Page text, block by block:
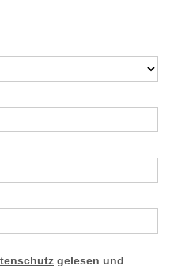
gelesen und